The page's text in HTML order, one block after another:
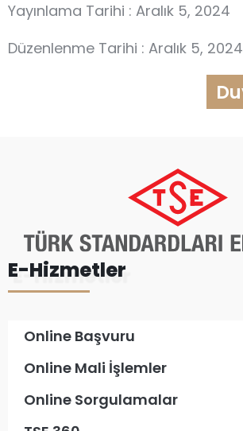
Yayınlama Tarihi : Aralık 5, 2024
Düzenlenme Tarihi : Aralık 5, 2024
E-Hizmetler
Online Başvuru
Online Mali İşlemler
Online Sorgulamalar